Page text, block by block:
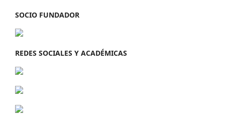
SOCIO FUNDADOR
REDES SOCIALES Y ACADÉMICAS